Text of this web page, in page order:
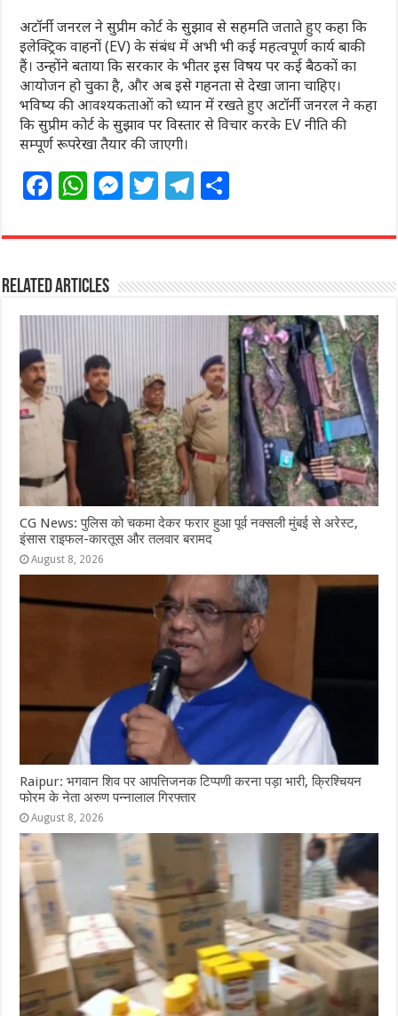
अटॉर्नी जनरल ने सुप्रीम कोर्ट के सुझाव से सहमति जताते हुए कहा कि
इलेक्ट्रिक वाहनों (EV) के संबंध में अभी भी कई महत्वपूर्ण कार्य बाकी
हैं। उन्होंने बताया कि सरकार के भीतर इस विषय पर कई बैठकों का
आयोजन हो चुका है, और अब इसे गहनता से देखा जाना चाहिए।
भविष्य की आवश्यकताओं को ध्यान में रखते हुए अटॉर्नी जनरल ने कहा
कि सुप्रीम कोर्ट के सुझाव पर विस्तार से विचार करके EV नीति की
सम्पूर्ण रूपरेखा तैयार की जाएगी।
F
c
e
b
o
o
k
W
at
s
A
p
p
M
ss
n
g
e
r
T
itt
r
T
e
ra
m
ar
Related Articles
CG News: पुलिस को चकमा देकर फरार हुआ पूर्व नक्सली मुंबई से अरेस्ट,
इंसास राइफल-कारतूस और तलवार बरामद
August 8, 2026
Raipur: भगवान शिव पर आपत्तिजनक टिप्पणी करना पड़ा भारी, क्रिश्चियन
फोरम के नेता अरुण पन्नालाल गिरफ्तार
August 8, 2026